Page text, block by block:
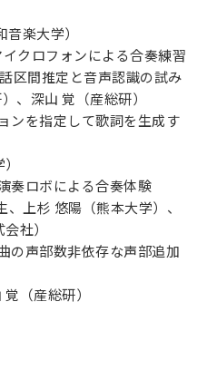
楽大学）
クロフォンによる合奏練習
区間推定と音声認識の試み
、深山 覚（産総研）
ンを指定して歌詞を生成す
奏ロボによる合奏体験
、上杉 悠陽（熊本大学）、
社）
の声部数非依存な声部追加
（産総研）